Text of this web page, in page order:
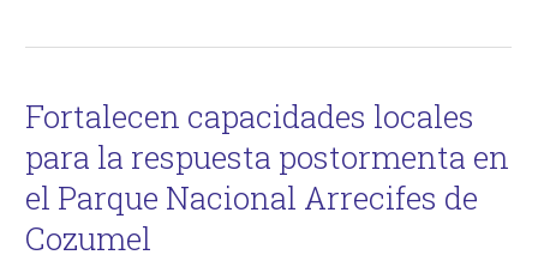
Fortalecen capacidades locales
para la respuesta postormenta en
el Parque Nacional Arrecifes de
Cozumel